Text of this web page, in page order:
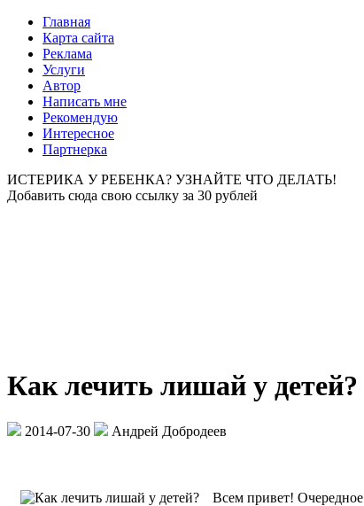
Главная
Карта сайта
Реклама
Услуги
Автор
Написать мне
Рекомендую
Интересное
Партнерка
ИСТЕРИКА У РЕБЕНКА? УЗНАЙТЕ ЧТО ДЕЛАТЬ!
Добавить сюда свою ссылку за 30 рублей
Как лечить лишай у детей?
2014-07-30 Андрей Добродеев
Всем привет!